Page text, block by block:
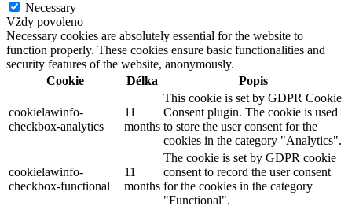
Necessary
Vždy povoleno
Necessary cookies are absolutely essential for the website to
function properly. These cookies ensure basic functionalities and
security features of the website, anonymously.
Cookie
Délka Popis
cookielawinfo-
checkbox-analytics
11
months
This cookie is set by GDPR Cookie
Consent plugin. The cookie is used
to store the user consent for the
cookies in the category "Analytics".
cookielawinfo-
checkbox-functional
11
months
The cookie is set by GDPR cookie
consent to record the user consent
for the cookies in the category
"Functional".